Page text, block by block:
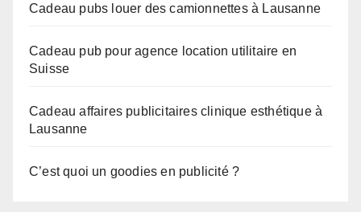
Cadeau pubs louer des camionnettes à Lausanne
Cadeau pub pour agence location utilitaire en
Suisse
Cadeau affaires publicitaires clinique esthétique à
Lausanne
C’est quoi un goodies en publicité ?